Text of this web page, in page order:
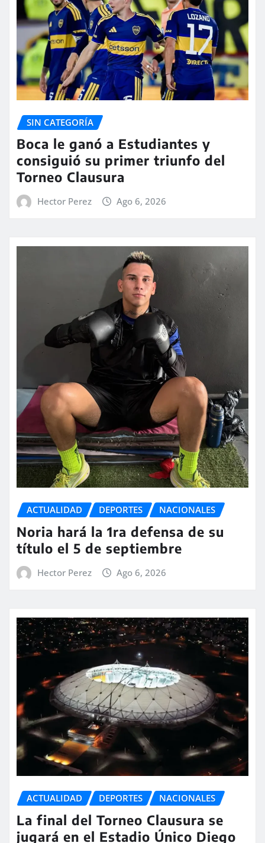
SIN CATEGORÍA
Boca le ganó a Estudiantes y
consiguió su primer triunfo del
Torneo Clausura
Hector Perez Ago 6, 2026
ACTUALIDAD DEPORTES NACIONALES
Noria hará la 1ra defensa de su
título el 5 de septiembre
Hector Perez Ago 6, 2026
ACTUALIDAD DEPORTES NACIONALES
La final del Torneo Clausura se
jugará en el Estadio Único Diego